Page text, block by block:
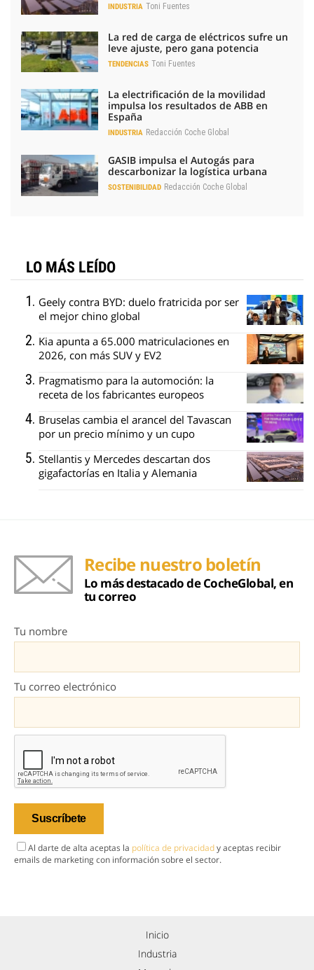
INDUSTRIA Toni Fuentes
La red de carga de eléctricos sufre un
leve ajuste, pero gana potencia
TENDENCIAS Toni Fuentes
La electrificación de la movilidad
impulsa los resultados de ABB en
España
INDUSTRIA Redacción Coche Global
GASIB impulsa el Autogás para
descarbonizar la logística urbana
SOSTENIBILIDAD Redacción Coche Global
LO MÁS LEÍDO
Geely contra BYD: duelo fratricida por ser
el mejor chino global
Kia apunta a 65.000 matriculaciones en
2026, con más SUV y EV2
Pragmatismo para la automoción: la
receta de los fabricantes europeos
Bruselas cambia el arancel del Tavascan
por un precio mínimo y un cupo
Stellantis y Mercedes descartan dos
gigafactorías en Italia y Alemania
Recibe nuestro boletín
Lo más destacado de CocheGlobal, en
tu correo
Tu nombre
Tu correo electrónico
Al darte de alta aceptas la política de privacidady aceptas recibir
emails de marketing con información sobre el sector.
Inicio
Industria